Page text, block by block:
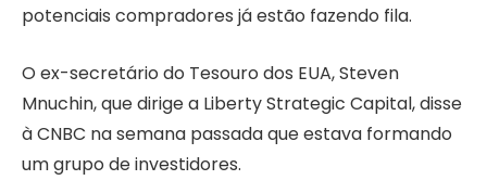
potenciais compradores já estão fazendo fila.
O ex-secretário do Tesouro dos EUA, Steven
Mnuchin, que dirige a Liberty Strategic Capital, disse
à CNBC na semana passada que estava formando
um grupo de investidores.